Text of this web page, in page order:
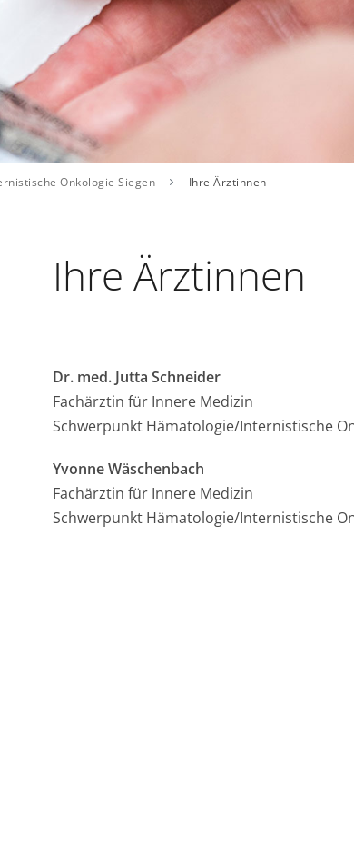
Onkologie Siegen Ihre Ärztinnen
Ihre Ärztinnen
Dr. med. Jutta Schneider
Fachärztin für Innere Medizin
Schwerpunkt Hämatologie/Internistische
Yvonne Wäschenbach
Fachärztin für Innere Medizin
Schwerpunkt Hämatologie/Internistische